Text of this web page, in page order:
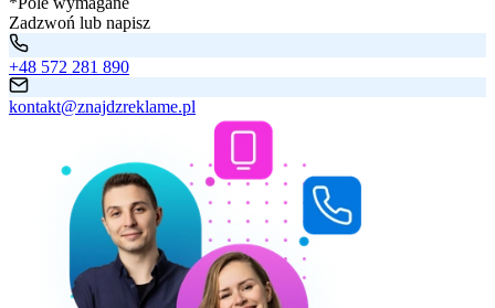
Zadzwoń lub napisz
+48 572 281 890
kontakt@znajdzreklame.pl